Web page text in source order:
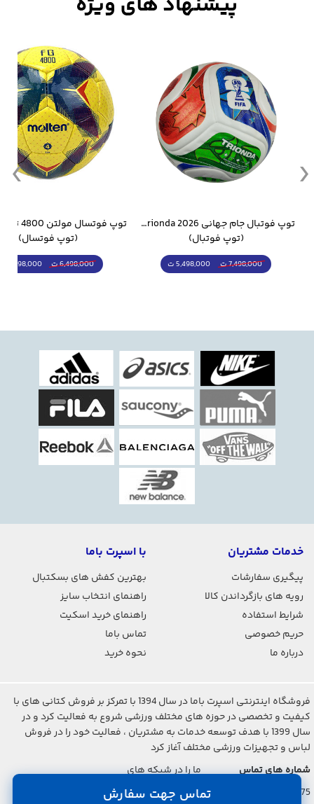
تماس جهت سفارش
توپ فوتبال جام جهانی 2026 Trionda مشابه اورجینال
(توپ فوتبال)
7,498,000 ت 5,498,000 ت
(توپ فوتسال)
6,498,000 ت 5,298,000 ت
خدمات مشتریان
پیگیری سفارشات
رویه های بازگرداندن کالا
شرایط استفاده
حریم خصوصی
درباره ما
با اسپرت باما
بهترین کفش های بسکتبال
راهنمای انتخاب سایز
راهنمای خرید اسکیت
تماس باما
نحوه خرید
فروشگاه اینترنتی اسپرت باما در سال 1394 با تمرکز بر فروش کتانی های با
کیفیت و تخصصی در حوزه های مختلف ورزشی شروع به فعالیت کرد و در
سال 1399 با هدف توسعه خدمات به مشتریان ، فعالیت خود را در فروش
لباس و تجهیزات ورزشی مختلف آغاز کرد
شماره های تماس
021-2842-7275
ما را در شبکه های
اجتماعی دنبال کنید